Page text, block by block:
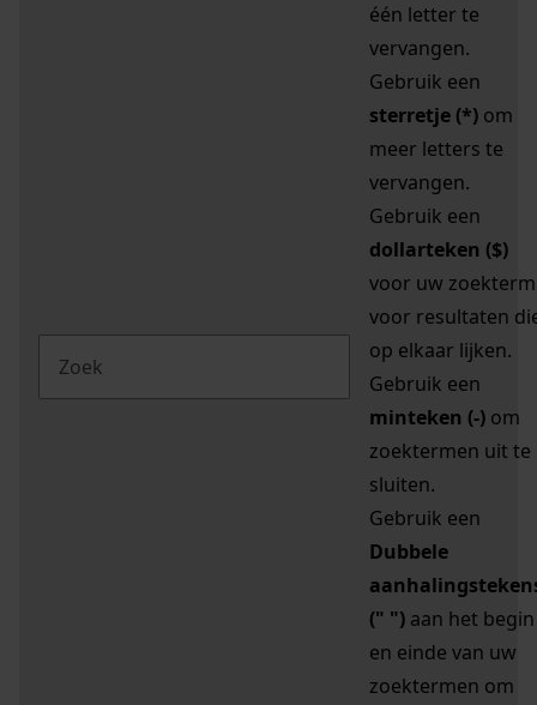
één letter te
vervangen.
Gebruik een
sterretje (*) om
meer letters te
vervangen.
Gebruik een
dollarteken ($)
voor uw zoekterm
voor resultaten
op elkaar lijken.
Gebruik een
minteken (-) om
zoektermen uit te
sluiten.
Gebruik een
Dubbele
(" ") aan het begin
en einde van uw
zoektermen om